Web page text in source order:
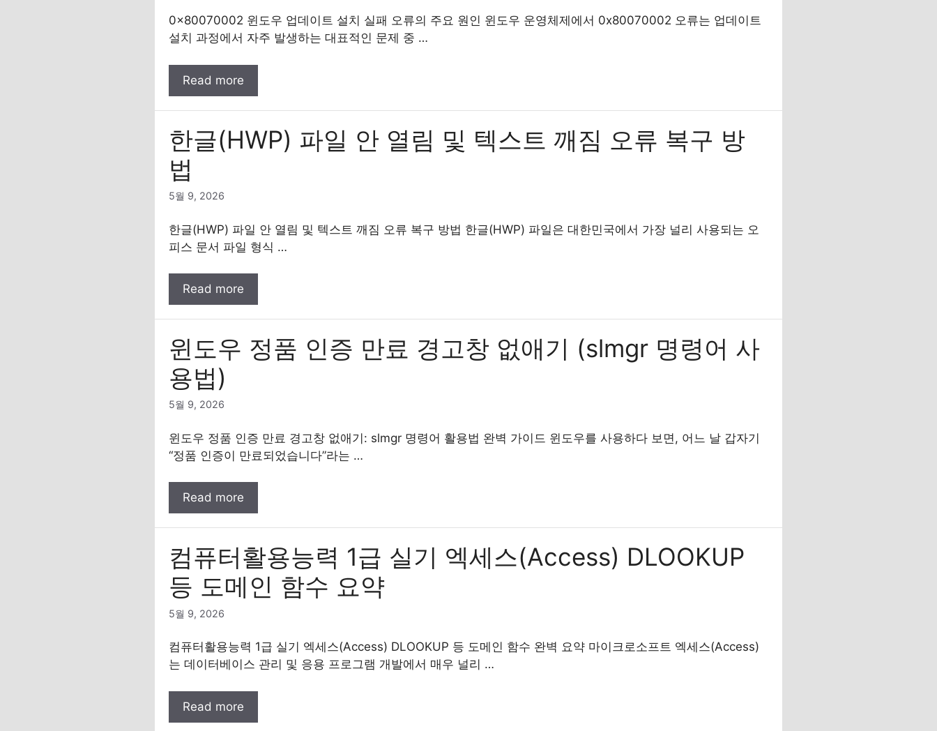
0x80070002 윈도우 업데이트 설치 실패 오류의 주요 원인 윈도우 운영체제에서 0x80070002 오류는 업데이트
설치 과정에서 자주 발생하는 대표적인 문제 중 …
Read more
한글(HWP) 파일 안 열림 및 텍스트 깨짐 오류 복구 방
법
5월 9, 2026
한글(HWP) 파일 안 열림 및 텍스트 깨짐 오류 복구 방법 한글(HWP) 파일은 대한민국에서 가장 널리 사용되는 오
피스 문서 파일 형식 …
Read more
윈도우 정품 인증 만료 경고창 없애기 (slmgr 명령어 사
용법)
5월 9, 2026
윈도우 정품 인증 만료 경고창 없애기: slmgr 명령어 활용법 완벽 가이드 윈도우를 사용하다 보면, 어느 날 갑자기
“정품 인증이 만료되었습니다”라는 …
Read more
컴퓨터활용능력 1급 실기 엑세스(Access) DLOOKUP
등 도메인 함수 요약
5월 9, 2026
컴퓨터활용능력 1급 실기 엑세스(Access) DLOOKUP 등 도메인 함수 완벽 요약 마이크로소프트 엑세스(Access)
는 데이터베이스 관리 및 응용 프로그램 개발에서 매우 널리 …
Read more